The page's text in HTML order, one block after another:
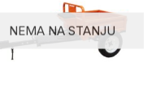
NEMA NA STANJU